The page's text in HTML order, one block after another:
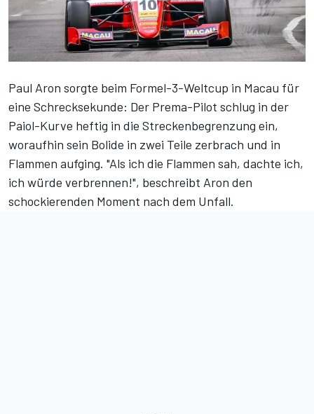
Paul Aron sorgte beim Formel-3-Weltcup in Macau für
eine Schrecksekunde: Der Prema-Pilot schlug in der
Paiol-Kurve heftig in die Streckenbegrenzung ein,
woraufhin sein Bolide in zwei Teile zerbrach und in
Flammen aufging. "Als ich die Flammen sah, dachte ich,
ich würde verbrennen!", beschreibt Aron den
schockierenden Moment nach dem Unfall.